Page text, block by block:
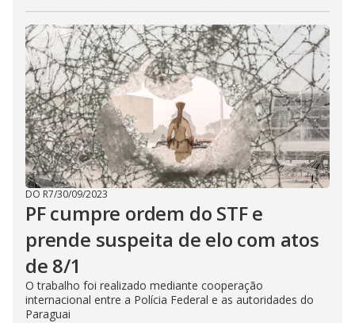
DO R7/30/09/2023
PF cumpre ordem do STF e
prende suspeita de elo com atos
de 8/1
O trabalho foi realizado mediante cooperação
internacional entre a Polícia Federal e as autoridades do
Paraguai